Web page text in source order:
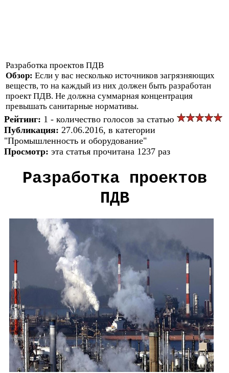
Разработка проектов ПДВ
Обзор: Если у вас несколько источников загрязняющих
веществ, то на каждый из них должен быть разработан
проект ПДВ. Не должна суммарная концентрация
превышать санитарные нормативы.
Рейтинг: 1 - количество голосов за статью
Публикация: 27.06.2016, в категории
"Промышленность и оборудование"
Просмотр: эта статья прочитана 1237 раз
Разработка проектов
ПДВ